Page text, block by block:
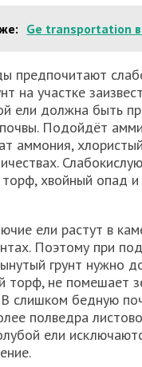
Ge transportation в
предпочитают
на участке
ели должна быть
Подойдёт
аммония,
хвойный опад
ели растут в
Поэтому при
грунт нужно
торф, не помешает
В слишком бедную
полведра
ели